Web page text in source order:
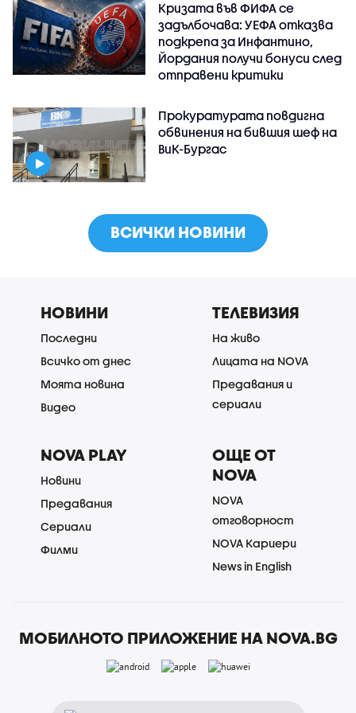
Кризата във ФИФА се
задълбочава: УЕФА отказва
подкрепа за Инфантино,
Йордания получи бонуси след
отправени критики
Прокуратурата повдигна
обвинения на бившия шеф на
ВиК-Бургас
ВСИЧКИ НОВИНИ
НОВИНИ
Последни
Всичко от днес
Моята новина
Видео
ТЕЛЕВИЗИЯ
На живо
Лицата на NOVA
Предавания и
сериали
NOVA PLAY
Новини
Предавания
Сериали
Филми
ОЩЕ ОТ
NOVA
NOVA
отговорност
NOVA Кариери
News in English
МОБИЛНОТО ПРИЛОЖЕНИЕ НА NOVA.BG